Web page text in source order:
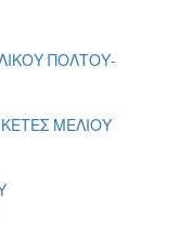
ΠΟΛΤΟΥ-
ΜΕΛΙΟΥ